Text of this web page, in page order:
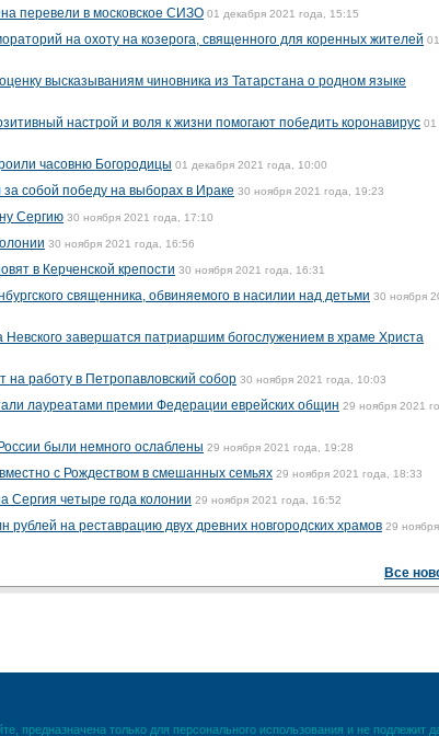
перевели в московское СИЗО 01 декабря 2021 года, 15:15
на охоту на козерога, священного для коренных жителей 01
высказываниям чиновника из Татарстана о родном языке
настрой и воля к жизни помогают победить коронавирус 01
часовню Богородицы 01 декабря 2021 года, 10:00
собой победу на выборах в Ираке 30 ноября 2021 года, 19:23
Сергию 30 ноября 2021 года, 17:10
30 ноября 2021 года, 16:56
в Керченской крепости 30 ноября 2021 года, 16:31
священника, обвиняемого в насилии над детьми 30 ноября
Невского завершатся патриаршим богослужением в храме Христа
работу в Петропавловский собор 30 ноября 2021 года, 10:03
лауреатами премии Федерации еврейских общин 29 ноября 2021
были немного ослаблены 29 ноября 2021 года, 19:28
с Рождеством в смешанных семьях 29 ноября 2021 года, 18:33
Сергия четыре года колонии 29 ноября 2021 года, 16:52
на реставрацию двух древних новгородских храмов 29
Все
предназначена только для персонального использования и не